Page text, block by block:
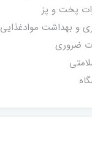
پخت و پز
و بهداشت موادغذایی
ضروری